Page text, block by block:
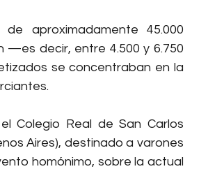
aproximadamente 45.000
—es decir, entre 4.500 y 6.750
se concentraban en la
Colegio Real de San Carlos
Aires), destinado a varones
homónimo, sobre la actual